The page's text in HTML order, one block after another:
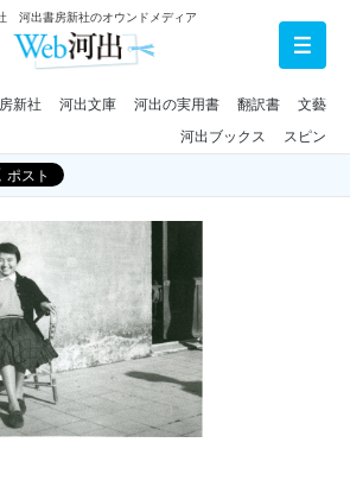
河出書房新社のオウンドメディア
新社 河出文庫 河出の実用書 翻訳書
文藝
河出ブックス
スピン